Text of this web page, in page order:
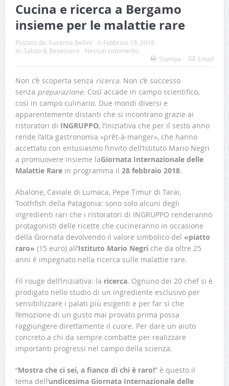
Cucina e ricerca a Bergamo
insieme per le malattie rare
Postato da: Susanna Bellini il: Febbraio 19, 2018
In: Salute & Benessere
Nessun commento
Stampa
Email
Non c’è scoperta senza ricerca. Non c’è successo
senza preparazione. Così accade in campo scientifico,
così in campo culinario. Due mondi diversi e
apparentemente distanti che si incontrano grazie ai
ristoratori di INGRUPPO, l’iniziativa che per il sesto anno
rende l’alta gastronomia «prêt-à-manger», che hanno
accettato con entusiasmo l’invito dell’Istituto Mario Negri
a promuovere insieme laGiornata Internazionale delle
Malattie Rarein programma il 28 febbraio 2018.
Abalone, Caviale di Lumaca, Pepe Timur di Tarai,
Toothfish della Patagonia: sono solo alcuni degli
ingredienti rari che i ristoratori di INGRUPPO renderanno
protagonisti delle ricette che cucineranno in occasione
della Giornata devolvendo il valore simbolico del «piatto
raro» (15 euro) all’Istituto Mario Negri che da oltre 25
anni è impegnato nella ricerca sulle malattie rare.
Fil rouge dell’iniziativa: la ricerca. Ognuno dei 20 chef si è
prodigato nello studio di un ingrediente esclusivo per
sensibilizzare i palati più esigenti e per far sì che
l’emozione di un gusto mai provato prima possa
raggiungere direttamente il cuore. Per dare un aiuto
concreto a chi da sempre combatte per realizzare
importanti progressi nel campo della scienza.
“Mostra che ci sei, a fianco di chi è raro!” è questo il
tema dell’undicesima Giornata Internazionale delle